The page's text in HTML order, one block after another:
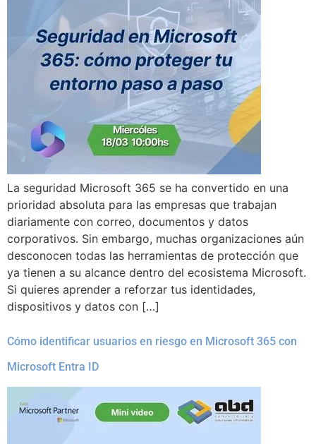
La seguridad Microsoft 365 se ha convertido en una
prioridad absoluta para las empresas que trabajan
diariamente con correo, documentos y datos
corporativos. Sin embargo, muchas organizaciones aún
desconocen todas las herramientas de protección que
ya tienen a su alcance dentro del ecosistema Microsoft.
Si quieres aprender a reforzar tus identidades,
dispositivos y datos con […]
Cómo identificar usuarios en riesgo en Microsoft 365 con
Microsoft Entra ID